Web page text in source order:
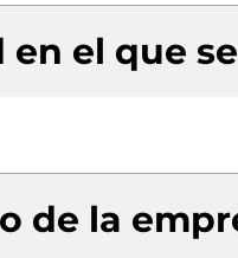
en el que
de la